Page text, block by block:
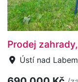
Prodej
Ústí nad Labem